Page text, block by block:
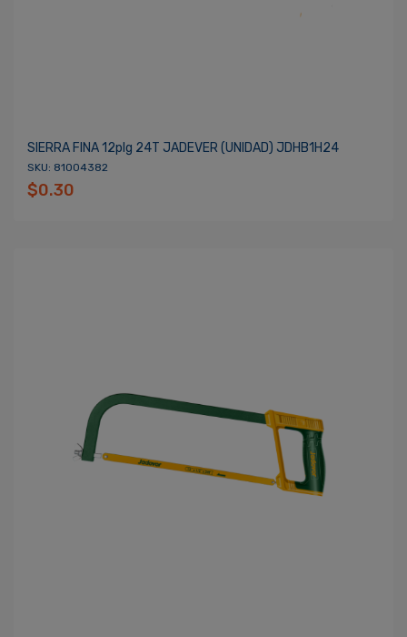
SIERRA FINA 12plg 24T JADEVER (UNIDAD) JDHB1H24
SKU: 81004382
$0.30